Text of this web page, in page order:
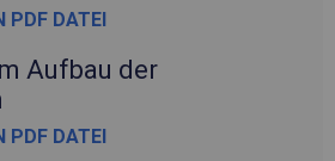
PDF DATEI
Aufbau der
PDF DATEI